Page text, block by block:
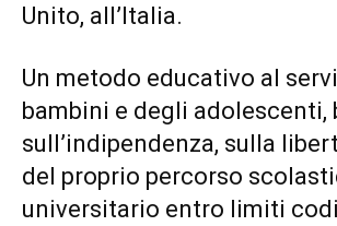
Unito, all’Italia.
Un metodo educativo al
bambini e degli adolescenti,
sull’indipendenza, sulla
del proprio percorso
universitario entro limiti